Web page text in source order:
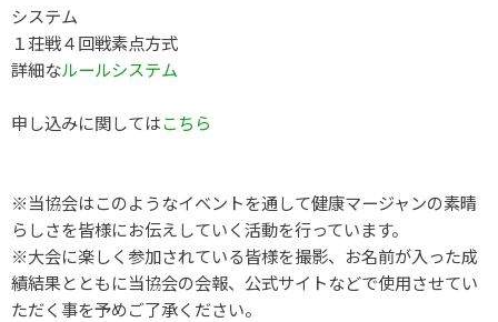
システム
１荘戦４回戦素点方式
詳細なルールシステム
申し込みに関してはこちら
※当協会はこのようなイベントを通して健康マージャンの素晴
らしさを皆様にお伝えしていく活動を行っています。
※大会に楽しく参加されている皆様を撮影、お名前が入った成
績結果とともに当協会の会報、公式サイトなどで使用させてい
ただく事を予めご了承ください。